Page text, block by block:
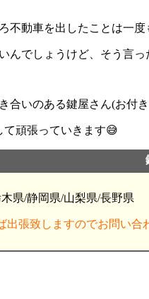
不動車を出したことは一
んでしょうけど、そう言
いのある鍵屋さん(お付
て頑張っていきます😅
県/静岡県/山梨県/長野県
張致しますのでお問い合